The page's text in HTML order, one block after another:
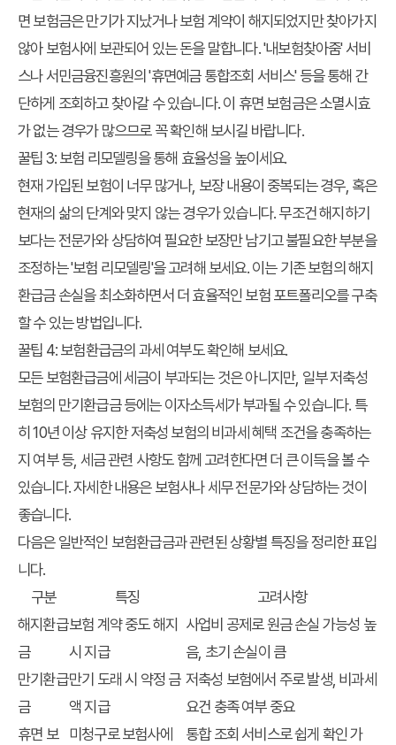
면 보험금은 만기가 지났거나 보험 계약이 해지되었지만 찾아가지
않아 보험사에 보관되어 있는 돈을 말합니다. '내보험찾아줌' 서비
스나 서민금융진흥원의 '휴면예금 통합조회 서비스' 등을 통해 간
단하게 조회하고 찾아갈 수 있습니다. 이 휴면 보험금은 소멸시효
가 없는 경우가 많으므로 꼭 확인해 보시길 바랍니다.
꿀팁 3: 보험 리모델링을 통해 효율성을 높이세요.
현재 가입된 보험이 너무 많거나, 보장 내용이 중복되는 경우, 혹은
현재의 삶의 단계와 맞지 않는 경우가 있습니다. 무조건 해지하기
보다는 전문가와 상담하여 필요한 보장만 남기고 불필요한 부분을
조정하는 '보험 리모델링'을 고려해 보세요. 이는 기존 보험의 해지
환급금 손실을 최소화하면서 더 효율적인 보험 포트폴리오를 구축
할 수 있는 방법입니다.
꿀팁 4: 보험환급금의 과세 여부도 확인해 보세요.
모든 보험환급금에 세금이 부과되는 것은 아니지만, 일부 저축성
보험의 만기환급금 등에는 이자소득세가 부과될 수 있습니다. 특
히 10년 이상 유지한 저축성 보험의 비과세 혜택 조건을 충족하는
지 여부 등, 세금 관련 사항도 함께 고려한다면 더 큰 이득을 볼 수
있습니다. 자세한 내용은 보험사나 세무 전문가와 상담하는 것이
좋습니다.
다음은 일반적인 보험환급금과 관련된 상황별 특징을 정리한 표입
니다.
구분
특징
고려사항
해지환급
금
보험 계약 중도 해지
시 지급
사업비 공제로 원금 손실 가능성 높
음, 초기 손실이 큼
만기환급
금
만기 도래 시 약정 금
액 지급
저축성 보험에서 주로 발생, 비과세
요건 충족 여부 중요
휴면 보
미청구로 보험사에
통합 조회 서비스로 쉽게 확인 가